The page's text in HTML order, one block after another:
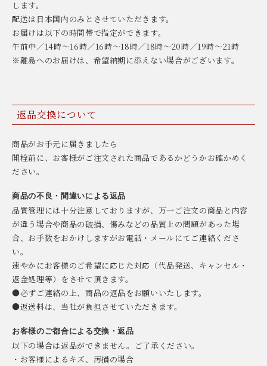
します。
配送は日本国内のみとさせていただきます。
お届けは以下の時間帯で指定ができます。
午前中／14時〜16時／16時〜18時／18時〜20時／19時〜21時
※離島へのお届けは、希望納期に添えない場合がございます。
返品交換について
商品がお手元に届きましたら
開栓前に、お客様がご注文された商品であるかどうかお確かめく
ださい。
商品の不良・間違いによる返品
品質管理には十分注意しておりますが、万一ご注文の商品と内容
が違う場合や商品の破損、傷みなどの品質上の問題があった場
合、お手数をおかけしますがお電話・メールにてご連絡くださ
い。
速やかにお客様のご希望に応じた対応（代品発送、キャンセル・
返金処理等）をさせて頂きます。
●必ずご連絡の上、商品の返品をお願いいたします。
●返送料は、当社が負担させていただきます。
お客様のご都合による交換・返品
以下の場合は返品ができません。ご了承ください。
・お客様によるキズ、汚損の場合